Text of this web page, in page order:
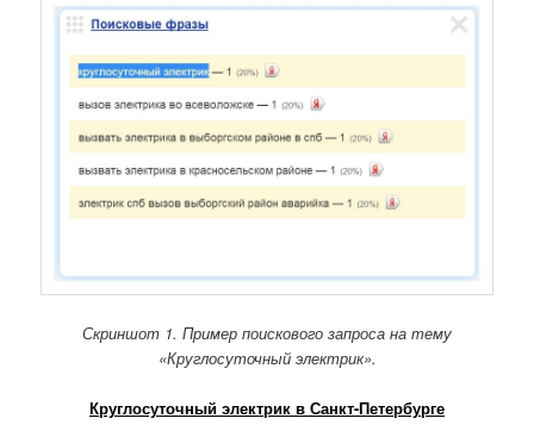
Скриншот 1. Пример поискового запроса на тему
«Круглосуточный электрик».
Круглосуточный электрик в Санкт-Петербурге